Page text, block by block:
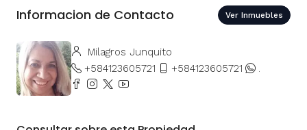
Informacion de Contacto Ver Inmuebles
Milagros Junquito
+584123605721
+584123605721 .